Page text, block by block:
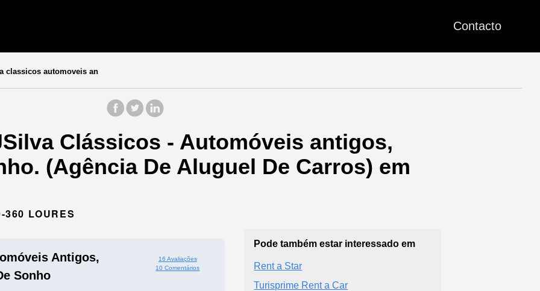
Contacto
classicos automoveis an
Clássicos - Automóveis antigos,
(Agência De Aluguel De Carros) em
360 LOURES
Antigos,
Sonho
16 Avaliações
10 Comentários
Pode também estar interessado em
Rent a Star
Turisprime Rent a Car